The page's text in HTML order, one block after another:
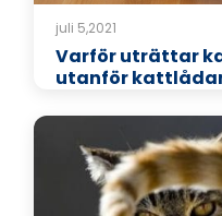
juli 5,2021
Varför uträttar
utanför